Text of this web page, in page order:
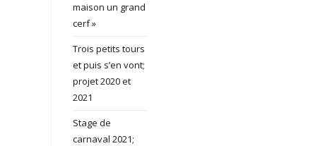
maison un grand
cerf »
Trois petits tours
et puis s’en vont;
projet 2020 et
2021
Stage de
carnaval 2021;